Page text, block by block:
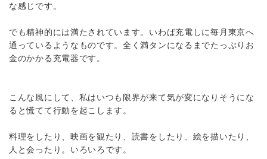
な感じです。
でも精神的には満たされています。いわば充電しに毎月東京へ
通っているようなものです。全く満タンになるまでたっぷりお
金のかかる充電器です。
こんな風にして、私はいつも限界が来て気が変になりそうにな
ると慌てて行動を起こします。
料理をしたり、映画を観たり、読書をしたり、絵を描いたり、
人と会ったり。いろいろです。